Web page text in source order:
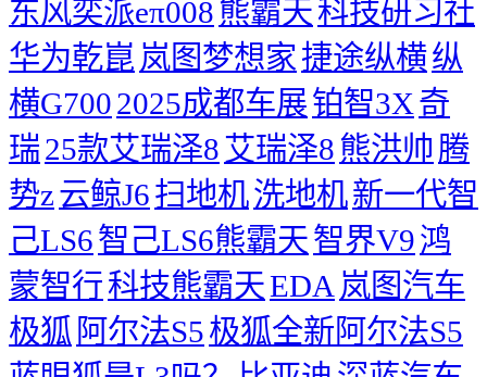
东风奕派eπ008 熊霸天科技研习社
华为乾崑 岚图梦想家 捷途纵横纵
横G7002025成都车展铂智3X奇
瑞25款艾瑞泽8艾瑞泽8 熊洪帅 腾
势z云鲸J6扫地机洗地机新一代智
己LS6智己LS6熊霸天智界V9鸿
蒙智行科技熊霸天EDA 岚图汽车
极狐 阿尔法S5极狐全新阿尔法S5